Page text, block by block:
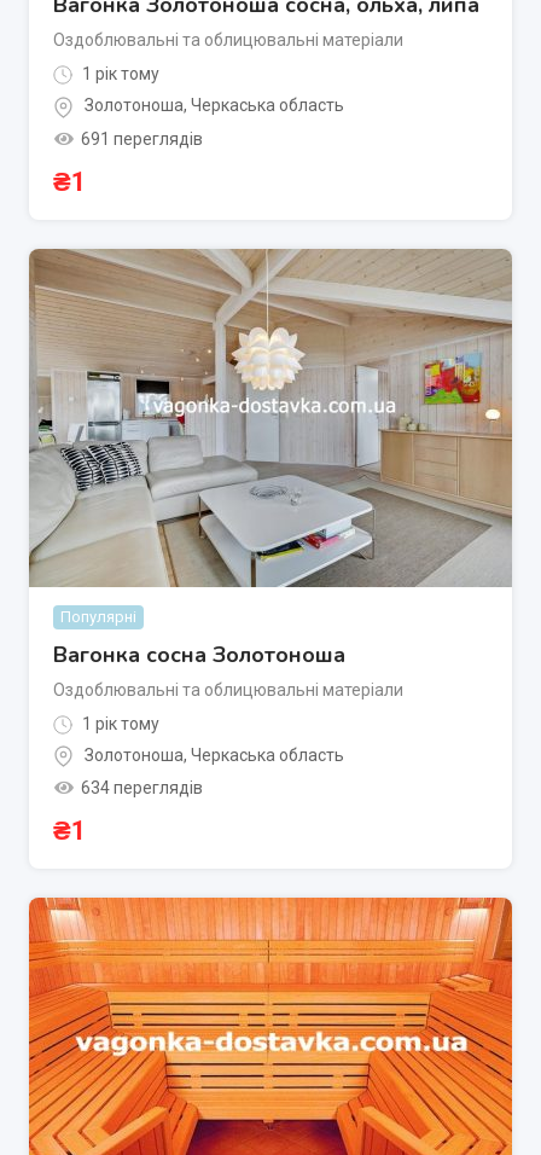
Оздоблювальні та облицювальні матеріали
1 рік тому
Золотоноша, Черкаська область
691 переглядів
₴1
Популярні
Вагонка сосна Золотоноша
Оздоблювальні та облицювальні матеріали
1 рік тому
Золотоноша, Черкаська область
634 переглядів
₴1